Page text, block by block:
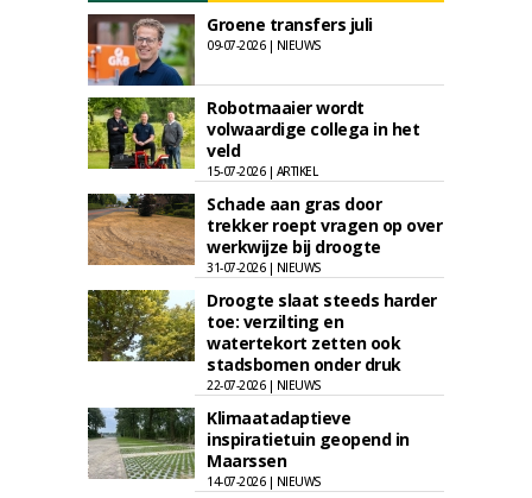
Groene transfers juli
09-07-2026 | NIEUWS
Robotmaaier wordt
volwaardige collega in het
veld
15-07-2026 | ARTIKEL
Schade aan gras door
trekker roept vragen op over
werkwijze bij droogte
31-07-2026 | NIEUWS
Droogte slaat steeds harder
toe: verzilting en
watertekort zetten ook
stadsbomen onder druk
22-07-2026 | NIEUWS
Klimaatadaptieve
inspiratietuin geopend in
Maarssen
14-07-2026 | NIEUWS